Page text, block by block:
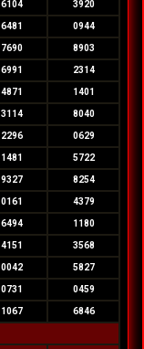
6104 3920
6481 0944
7690 8903
6991 2314
4871 1401
3114 8040
2296 0629
1481 5722
9327 8254
0161 4379
6494 1180
4151 3568
0042 5827
0731 0459
1067 6846